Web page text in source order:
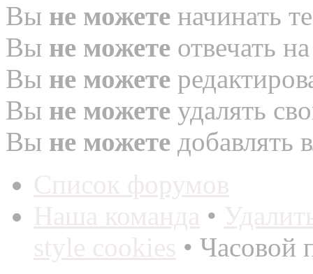
Вы не можете начинать
Вы не можете отвечать
Вы не можете
Вы не можете удалять
Вы не можете добавлять
•
• Часовой